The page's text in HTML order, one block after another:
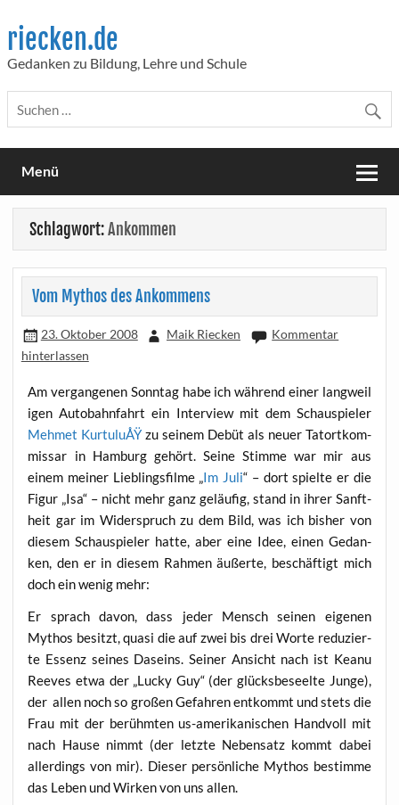
content
riecken.de
Gedanken zu Bildung, Lehre und Schule
Menü
Schlagwort:Ankommen
Vom Mythos des Ankommens
23. Oktober 2008 Maik Riecken
Kommentar
hinterlassen
Am ver­gan­ge­nen Sonn­tag habe ich wäh­rend einer lang­wei­l
i­gen Auto­bahn­fahrt ein Inter­view mit dem Schau­spie­ler
Meh­met Kur­tu­luÅŸzu sei­nem Debüt als neu­er Tat­ort­kom­
mis­sar in Ham­burg gehört. Sei­ne Stim­me war mir aus
einem mei­ner Lieb­lings­fil­me „Im Juli“ – dort spiel­te er die
Figur „Isa“ – nicht mehr ganz geläu­fig, stand in ihrer Sanft­
heit gar im Wider­spruch zu dem Bild, was ich bis­her von
die­sem Schau­spie­ler hat­te, aber eine Idee, einen Gedan­
ken, den er in die­sem Rah­men äußer­te, beschäf­tigt mich
doch ein wenig mehr:
Er sprach davon, dass jeder Mensch sei­nen eige­nen
Mythos besitzt, qua­si die auf zwei bis drei Wor­te redu­zier­
te Essenz sei­nes Daseins. Sei­ner Ansicht nach ist Kea­nu
Ree­ves etwa der „Lucky Guy“ (der glücks­be­seel­te Jun­ge),
der allen noch so gro­ßen Gefah­ren ent­kommt und stets die
Frau mit der berühm­ten us-ame­ri­ka­ni­schen Hand­voll mit
nach Hau­se nimmt (der letz­te Neben­satz kommt dabei
aller­dings von mir). Die­ser per­sön­li­che Mythos bestim­me
das Leben und Wir­ken von uns allen.